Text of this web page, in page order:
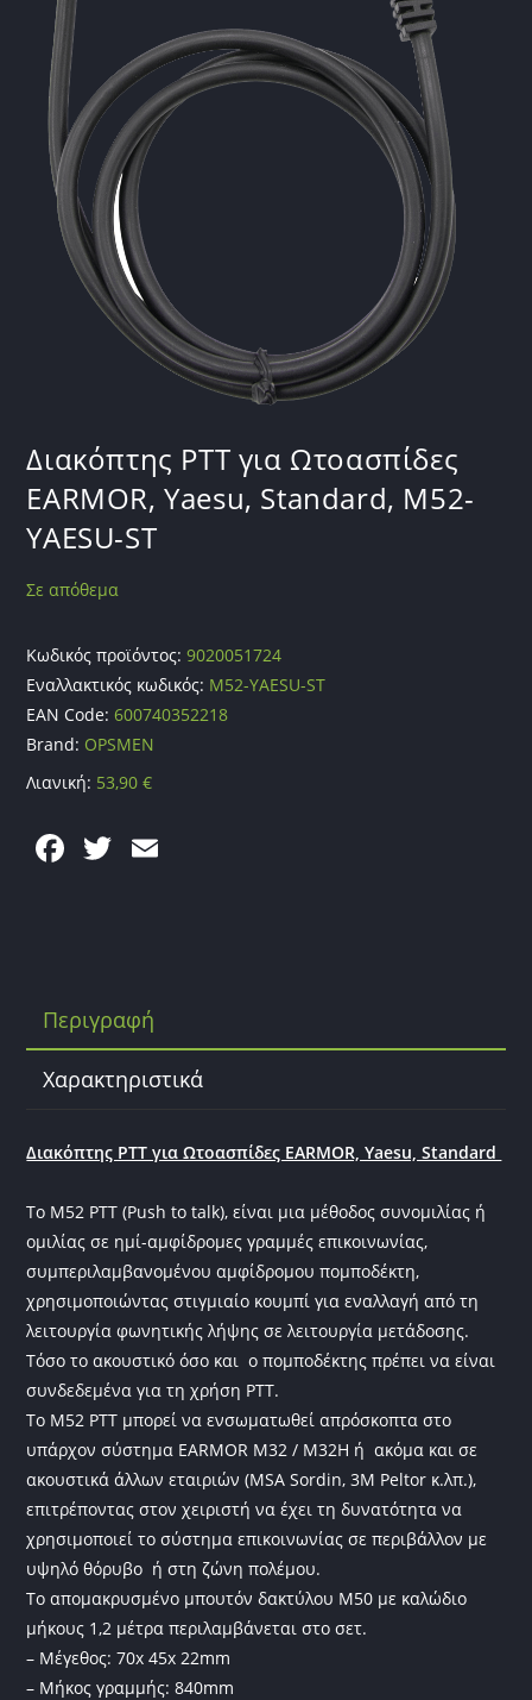
Διακόπτης PTT για Ωτοασπίδες
EARMOR, Yaesu, Standard, M52-
YAESU-ST
Σε απόθεμα
Κωδικός προϊόντος:9020051724
Εναλλακτικός κωδικός: M52-YAESU-ST
EAN Code:600740352218
Brand: OPSMEN
Λιανική: 53,90€
F
o
o
T
Περιγραφή
Χαρακτηριστικά
Διακόπτης PTT για Ωτοασπίδες EARMOR, Yaesu, Standard
Το M52 PTT (Push to talk), είναι μια μέθοδος συνομιλίας ή
ομιλίας σε ημί-αμφίδρομες γραμμές επικοινωνίας,
συμπεριλαμβανομένου αμφίδρομου πομποδέκτη,
χρησιμοποιώντας στιγμιαίο κουμπί για εναλλαγή από τη
λειτουργία φωνητικής λήψης σε λειτουργία μετάδοσης.
Τόσο το ακουστικό όσο και ο πομποδέκτης πρέπει να είναι
συνδεδεμένα για τη χρήση PTT.
Το M52 PTT μπορεί να ενσωματωθεί απρόσκοπτα στο
υπάρχον σύστημα EARMOR M32 / M32H ή ακόμα και σε
ακουστικά άλλων εταιριών (MSA Sordin, 3M Peltor κ.λπ.),
επιτρέποντας στον χειριστή να έχει τη δυνατότητα να
χρησιμοποιεί το σύστημα επικοινωνίας σε περιβάλλον με
υψηλό θόρυβο ή στη ζώνη πολέμου.
Το απομακρυσμένο μπουτόν δακτύλου M50 με καλώδιο
μήκους 1,2 μέτρα περιλαμβάνεται στο σετ.
– Μέγεθος: 70x 45x 22mm
– Μήκος γραμμής: 840mm